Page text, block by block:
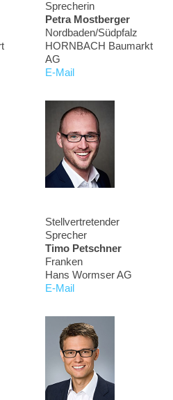
Sprecherin
Petra Mostberger
Nordbaden/Südpfalz
HORNBACH Baumarkt
AG
E-Mail
Stellvertretender
Sprecher
Timo Petschner
Franken
Hans Wormser AG
E-Mail